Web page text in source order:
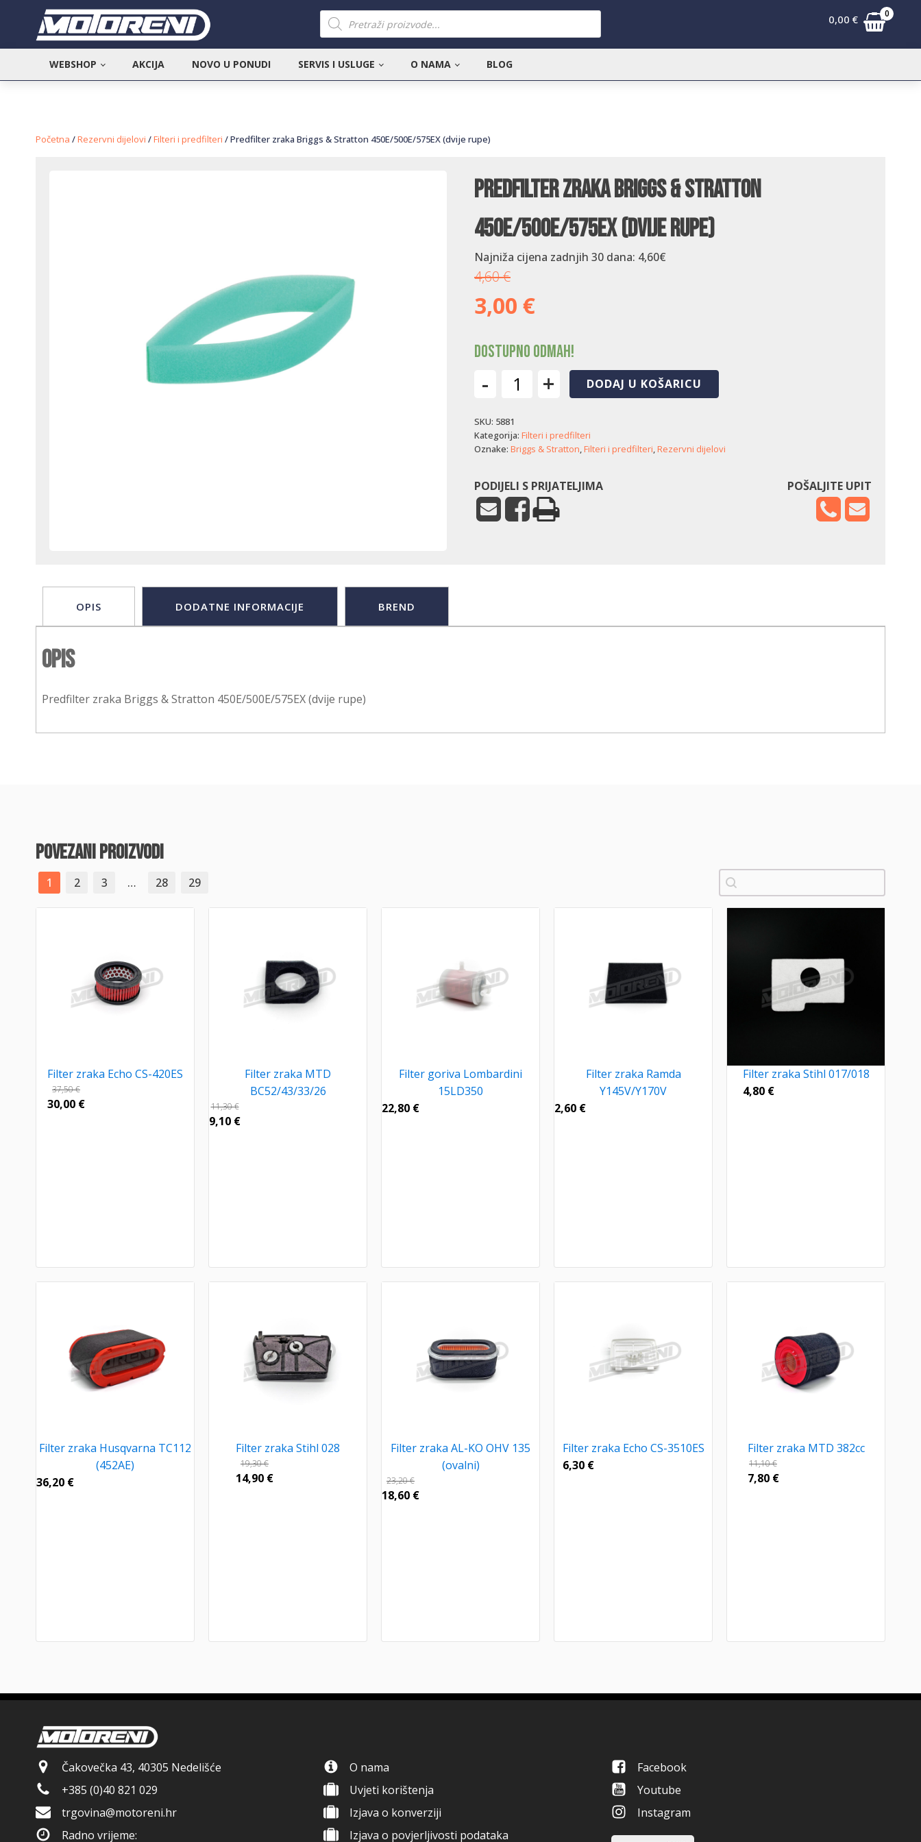
Products
search
0,00 € 0
WEBSHOP AKCIJA NOVO U PONUDI SERVIS I USLUGE O NAMA BLOG
Početna /Rezervni dijelovi /Filteri i predfilteri / Predfilter zraka Briggs & Stratton 450E/500E/575EX (dvije rupe)
Predfilter zraka Briggs & Stratton
450E/500E/575EX (dvije rupe)
Najniža cijena zadnjih 30 dana: 4,60€
4,60€
3,00 €
Dostupno odmah!
-
Briggs
&
Stratton
rupe)
količina
+ DODAJ U KOŠARICU
SKU: 5881
Kategorija: Filteri i predfilteri
Oznake: Briggs & Stratton,Filteri i predfilteri,Rezervni dijelovi
PODIJELI S PRIJATELJIMA POŠALJITE UPIT
OPIS DODATNE INFORMACIJE BREND
Opis
Predfilter zraka Briggs & Stratton 450E/500E/575EX (dvije rupe)
povezani proizvodi
1 2 3 … 28 29 Pretraži
Filter zraka Echo CS-420ES
37,50€
30,00 €
Filter zraka MTD
BC52/43/33/26
11,30€
9,10 €
Filter goriva Lombardini
15LD350
22,80 €
Filter zraka Ramda
Y145V/Y170V
2,60 €
Filter zraka Stihl 017/018
4,80 €
Filter zraka Husqvarna TC112
(452AE)
36,20 €
Filter zraka Stihl 028
19,30€
14,90 €
Filter zraka AL-KO OHV 135
(ovalni)
23,20€
18,60 €
Filter zraka Echo CS-3510ES
6,30 €
Filter zraka MTD 382cc
11,10€
7,80 €
Čakovečka 43, 40305 Nedelišće
+385 (0)40 821 029
trgovina@motoreni.hr
Radno vrijeme:
O nama
Uvjeti korištenja
Izjava o konverziji
Izjava o povjerljivosti podataka
Facebook
Youtube
Instagram